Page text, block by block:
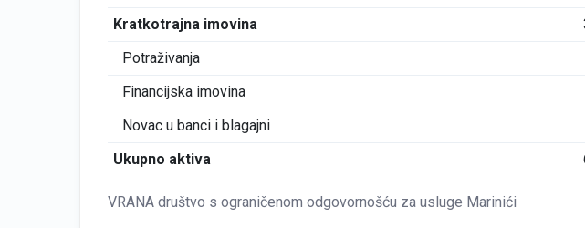
Kratkotrajna imovina
Potraživanja
Financijska imovina
Novac u banci i blagajni
Ukupno aktiva
VRANA društvo s ograničenom odgovornošću za usluge Marinići